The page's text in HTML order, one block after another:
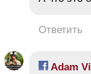
Ответить
Adam